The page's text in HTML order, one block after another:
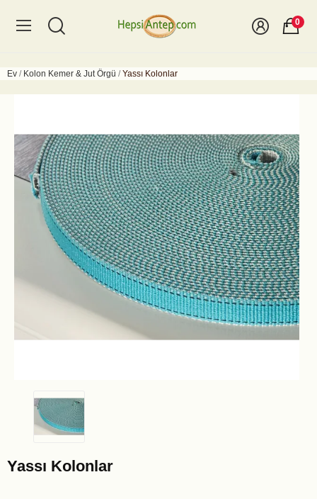
0
Ev Kolon Kemer & Jut Örgü Yassı Kolonlar
Yassı Kolonlar